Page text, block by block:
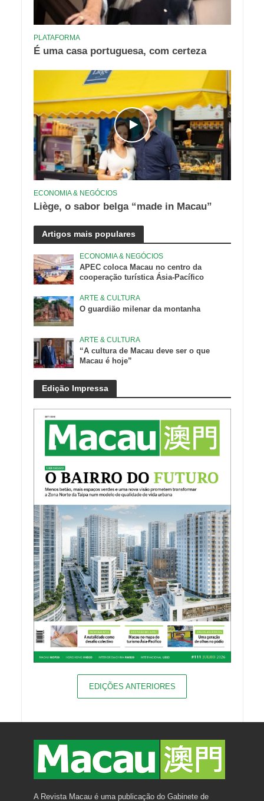
PLATAFORMA
É uma casa portuguesa, com certeza
ECONOMIA & NEGÓCIOS
Liège, o sabor belga “made in Macau”
Artigos mais populares
ECONOMIA & NEGÓCIOS
APEC coloca Macau no centro da
cooperação turística Ásia-Pacífico
ARTE & CULTURA
O guardião milenar da montanha
ARTE & CULTURA
“A cultura de Macau deve ser o que
Macau é hoje”
Edição Impressa
EDIÇÕES ANTERIORES
A Revista Macau é uma publicação do Gabinete de